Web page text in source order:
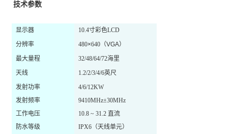
技术参数
显示器
10.4寸彩色LCD
分辨率
480×640（VGA）
最大量程
32/48/64/72海里
天线
1.2/2/3/4/6英尺
发射功率
4/6/12KW
发射频率
9410MHz±30MHz
工作电压
10.8 ~ 31.2 直流
防水等级
IPX6（天线单元）